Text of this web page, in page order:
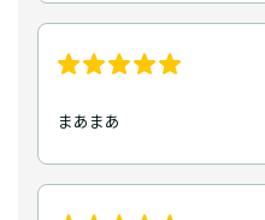
まあまあ